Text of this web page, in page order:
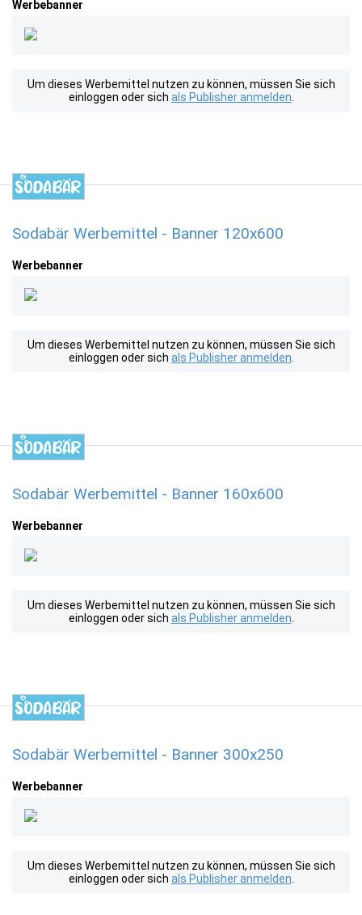
Werbebanner
Um dieses Werbemittel nutzen zu können, müssen Sie sich
einloggen oder sich als Publisher anmelden
Sodabär Werbemittel - Banner 120x600
Werbebanner
Um dieses Werbemittel nutzen zu können, müssen Sie sich
einloggen oder sich als Publisher anmelden
Sodabär Werbemittel - Banner 160x600
Werbebanner
Um dieses Werbemittel nutzen zu können, müssen Sie sich
einloggen oder sich als Publisher anmelden
Sodabär Werbemittel - Banner 300x250
Werbebanner
Um dieses Werbemittel nutzen zu können, müssen Sie sich
einloggen oder sich als Publisher anmelden